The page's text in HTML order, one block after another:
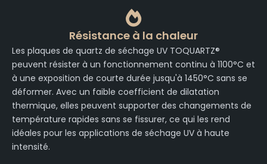
Résistance à la chaleur
Les plaques de quartz de séchage UV TOQUARTZ®
peuvent résister à un fonctionnement continu à 1100°C et
à une exposition de courte durée jusqu'à 1450°C sans se
déformer. Avec un faible coefficient de dilatation
thermique, elles peuvent supporter des changements de
température rapides sans se fissurer, ce qui les rend
idéales pour les applications de séchage UV à haute
intensité.